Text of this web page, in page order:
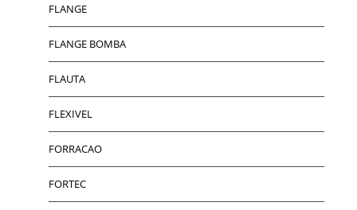
FLANGE
FLANGE BOMBA
FLAUTA
FLEXIVEL
FORRACAO
FORTEC